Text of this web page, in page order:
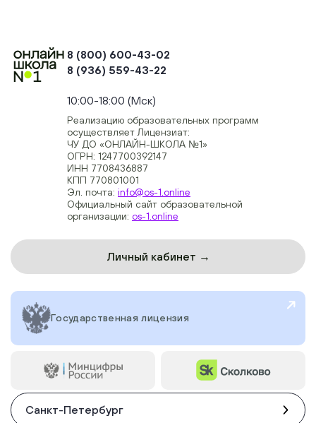
8 (800) 600-43-02
8 (936) 559-43-22
10:00-18:00 (Мск)
Реализацию образовательных программ
осуществляет Лицензиат:
ЧУ ДО «ОНЛАЙН-ШКОЛА №1»
ОГРН: 1247700392147
ИНН 7708436887
КПП 770801001
Эл. почта: info@os-1.online
Официальный сайт образовательной
организации: os-1.online
Личный кабинет →
Государственная лицензия
Санкт-Петербург